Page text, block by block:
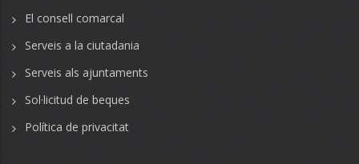
El consell comarcal
Serveis a la ciutadania
Serveis als ajuntaments
Sol·licitud de beques
Política de privacitat